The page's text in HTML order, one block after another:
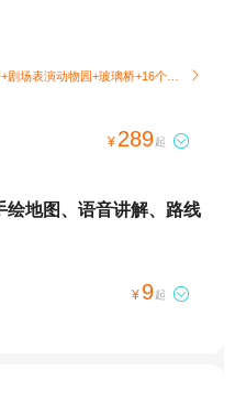

¥ 289起 
绘地图、语音讲解、路线
¥ 9起 